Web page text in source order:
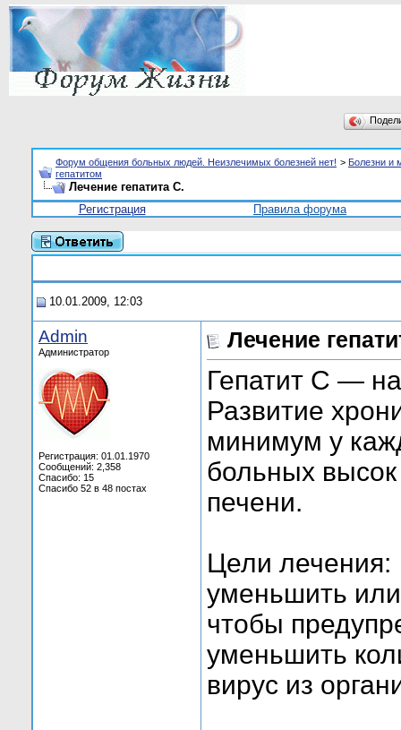
Форум общения больных людей. Неизлечимых болезней нет! > Болезни и
гепатитом
Лечение гепатита С.
Регистрация
Правила форума
10.01.2009, 12:03
Admin
Администратор
Регистрация: 01.01.1970
Сообщений: 2,358
Спасибо: 15
Спасибо 52 в 48 постах
Лечение
Гепатит C —
Развитие
минимум у
больных высок
печени.
Цели лечения:
уменьшить
чтобы
уменьшить
вирус из